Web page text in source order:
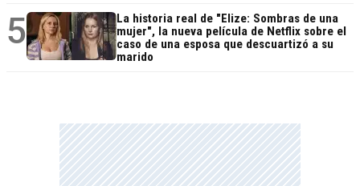
5
La historia real de "Elize: Sombras de una
mujer", la nueva película de Netflix sobre el
caso de una esposa que descuartizó a su
marido